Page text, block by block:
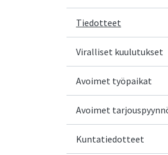
Tiedotteet
Viralliset kuulutukset
Avoimet työpaikat
Avoimet
Kuntatiedotteet